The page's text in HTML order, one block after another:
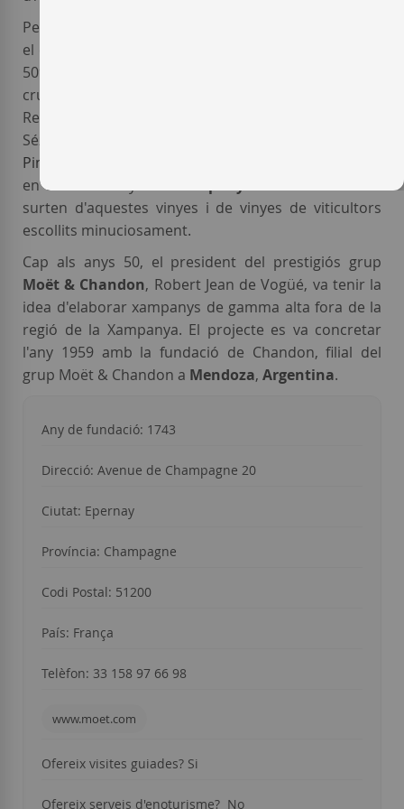
Per elaborar el xampany francès
el celler posseeix unes 1.150 hectàrees de les que el
50% són "grand cru" i un 25% es destina a "premiers
crus". Les seves vinyes s'extenen per la zona de
Reims, de la Cöte des Blancs, la vall del Marme,
Sézzane i Aube per on es reparteixen els ceps de
Pinot Noir
en diferents anys. Els
surten d'aquestes vinyes i de vinyes de viticultors
escollits minuciosament.
Cap als anys 50, el president del prestigiós grup
Moët & Chandon, Robert Jean de Vogüé, va tenir la
idea d'elaborar xampanys de gamma alta fora de la
regió de la Xampanya. El projecte es va concretar
l'any 1959 amb la fundació de Chandon, filial del
grup Moët & Chandon a Mendoza, Argentina.
Any de fundació: 1743
Direcció: Avenue de Champagne 20
Ciutat: Epernay
Província: Champagne
Codi Postal: 51200
País: França
Telèfon: 33 158 97 66 98
www.moet.com
Ofereix visites guiades? Si
Ofereix serveis d'enoturisme? No